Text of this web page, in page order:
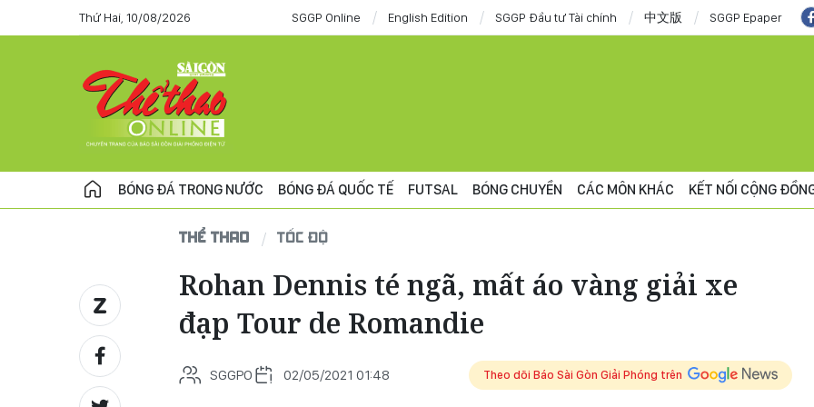
Thứ Hai, 10/08/2026 SGGP Online English Edition SGGP Đầu tư Tài chính 中文版 SGGP Epaper
BÓNG ĐÁ TRONG NƯỚC BÓNG ĐÁ QUỐC TẾ FUTSAL BÓNG CHUYỀN CÁC MÔN KHÁC KẾT NỐI CỘNG
THỂ THAO TỐC ĐỘ
Rohan Dennis té ngã, mất áo vàng giải xe
đạp Tour de Romandie
SGGPO 02/05/2021 01:48 Theo dõi Báo Sài Gòn Giải Phóng trên